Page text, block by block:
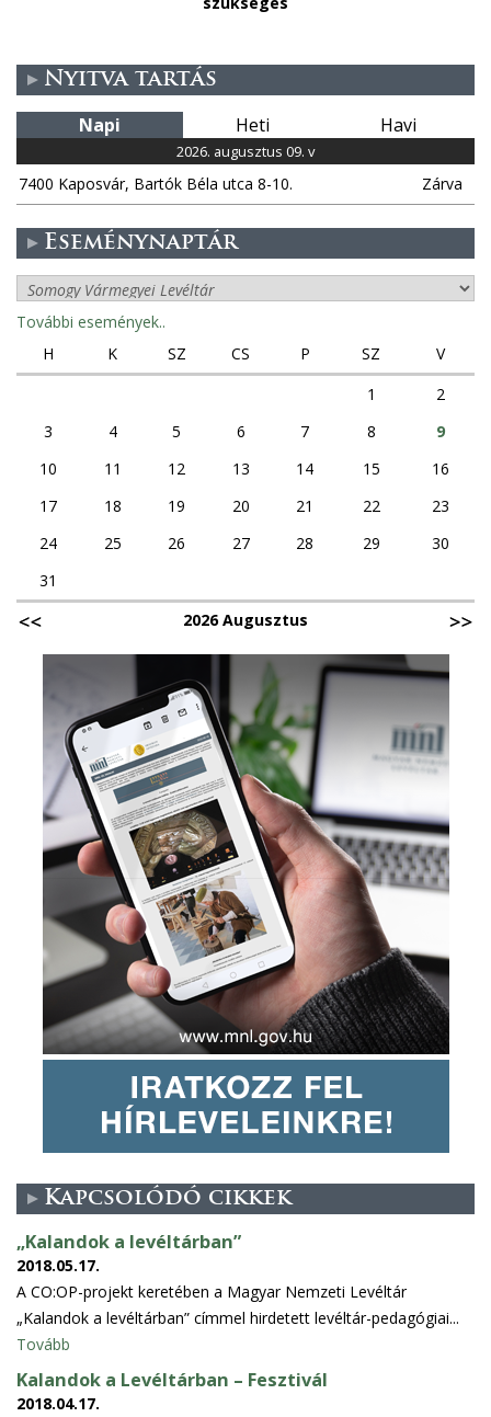
Nyitva tartás
Napi Heti Havi
2026. augusztus 09. v
7400 Kaposvár, Bartók Béla utca 8-10. Zárva
Eseménynaptár
További események..
H
K SZ CS P SZ
V
1
2
3
4 5 6 7 8
9
10
11 12 13 14 15
16
17
18 19 20 21 22
23
24
25 26 27 28 29
30
31
2026 Augusztus
Kapcsolódó cikkek
„Kalandok a levéltárban”
2018.05.17.
A CO:OP-projekt keretében a Magyar Nemzeti Levéltár
„Kalandok a levéltárban” címmel hirdetett levéltár-pedagógiai...
Tovább
Kalandok a Levéltárban – Fesztivál
2018.04.17.